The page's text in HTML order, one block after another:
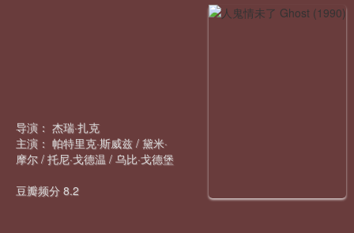
导演： 杰瑞·扎克
主演： 帕特里克·斯威兹 /黛米·
摩尔 /托尼·戈德温 /乌比·戈德堡
豆瓣频分 8.2